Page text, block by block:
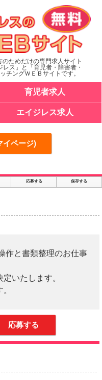
ためだけの専門求人サイト
レス」と「育児者・障害者・
チングＷＥＢサイトです。
育児者求人
エイジレス求人
イページ)
応募する 保存する
作と書類整理のお仕事
いたします。
応募する